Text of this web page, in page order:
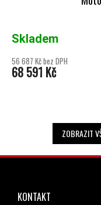
Skladem
56 687 Kč bez DPH
68 591 Kč
ZOBRAZIT
ZÁPATÍ
KONTAKT